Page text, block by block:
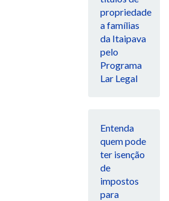
propriedade
a famílias
da Itaipava
pelo
Programa
Lar Legal
Entenda
quem pode
ter isenção
de
impostos
para